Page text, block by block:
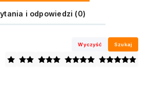
i odpowiedzi (0)
Wyczyść Szukaj